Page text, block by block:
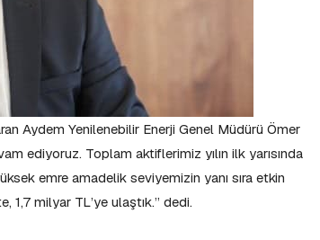
Aydem Yenilenebilir Enerji Genel Müdürü Ömer
ediyoruz. Toplam aktiflerimiz yılın ilk yarısında
emre amadelik seviyemizin yanı sıra etkin
1,7 milyar TL’ye ulaştık.” dedi.